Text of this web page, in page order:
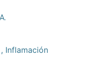
, Inflamación